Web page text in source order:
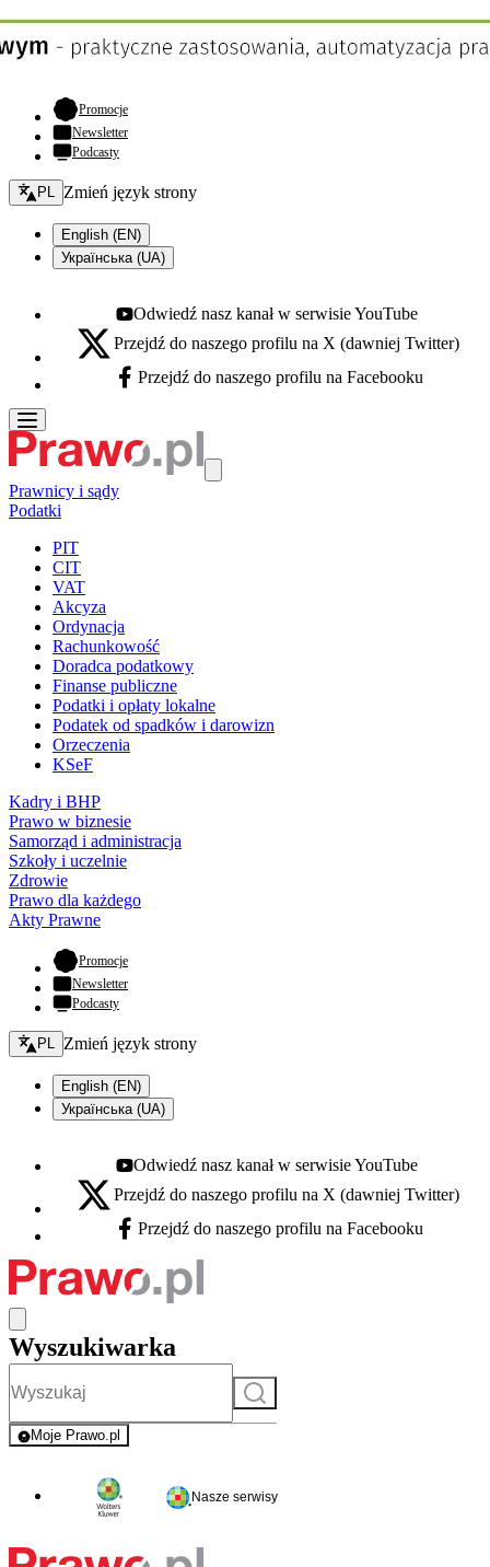
Promocje- otwiera się w nowej karcie
Newsletter
Podcasty
Zmień język - bieżący:
PL Zmień język strony
English (EN)
Українська (UA)
Youtube - otwiera się w nowej karcie
Odwiedź nasz kanał w serwisie YouTube
X - otwiera się w nowej karcie
Przejdź do naszego profilu na X (dawniej Twitter)
Facebook - otwiera się w nowej karcie
Przejdź do naszego profilu na Facebooku
Prawnicy i sądy
Podatki
PIT
CIT
VAT
Akcyza
Ordynacja
Rachunkowość
Doradca podatkowy
Finanse publiczne
Podatki i opłaty lokalne
Podatek od spadków i darowizn
Orzeczenia
KSeF
Kadry i BHP
Prawo w biznesie
Samorząd i administracja
Szkoły i uczelnie
Zdrowie
Prawo dla każdego
Akty Prawne
Promocje- otwiera się w nowej karcie
Newsletter
Podcasty
Zmień język - bieżący:
PL Zmień język strony
English (EN)
Українська (UA)
Youtube - otwiera się w nowej karcie
Odwiedź nasz kanał w serwisie YouTube
X - otwiera się w nowej karcie
Przejdź do naszego profilu na X (dawniej Twitter)
Facebook - otwiera się w nowej karcie
Przejdź do naszego profilu na Facebooku
Wyszukiwarka
Szukaj
Moje Prawo.pl
- rejestracja i logowanie do serwisu
Nasze serwisy